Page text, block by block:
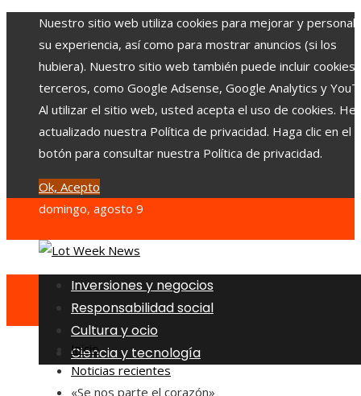
Nuestro sitio web utiliza cookies para mejorar y
su experiencia, así como para mostrar anuncios (si los
hubiera). Nuestro sitio web también puede incluir cookies
terceros, como Google Adsense, Google Analytics y
Al utilizar el sitio web, usted acepta el uso de cookies.
actualizado nuestra Política de privacidad. Haga clic en el
botón para consultar nuestra Política de privacidad.
Ok, Acepto
domingo, agosto 9
Inversiones y negocios
Responsabilidad social
Cultura y ocio
Ciencia y tecnología
Inicio
Noticias recientes
«Se nos parte el corazón»